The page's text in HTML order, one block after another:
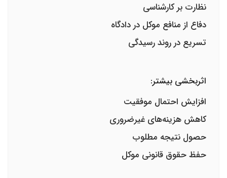
نظارت بر کارشناسی
دفاع از منافع موکل در دادگاه
تسریع در روند رسیدگی
اثربخشی بیشتر:
افزایش احتمال موفقیت
کاهش هزینه‌های غیرضروری
حصول نتیجه مطلوب
حفظ حقوق قانونی موکل